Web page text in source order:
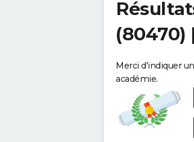
(80470)
Merci d'indiquer
académie.